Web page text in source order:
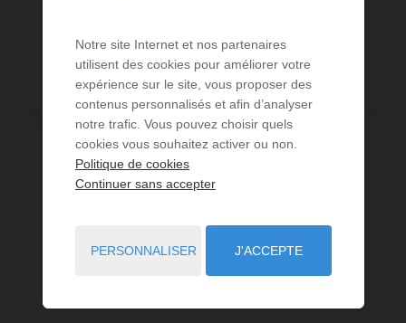
Lire la suite
Notre site Internet et nos partenaires
utilisent des cookies pour améliorer votre
expérience sur le site, vous proposer des
contenus personnalisés et afin d’analyser
notre trafic. Vous pouvez choisir quels
cookies vous souhaitez activer ou non.
Politique de cookies
Continuer sans accepter
PERSONNALISER J'ACCEPTE